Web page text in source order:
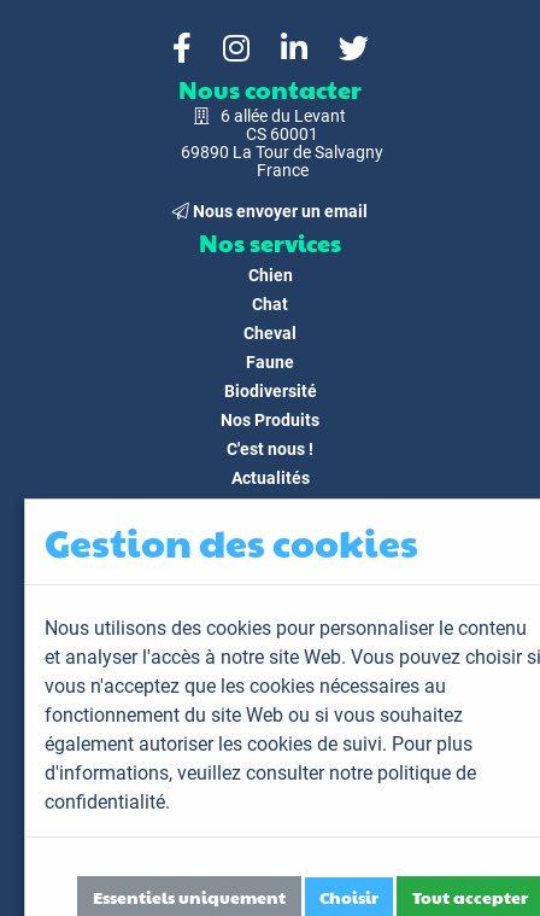
Nous contacter
6 allée du Levant
CS 60001
69890 La Tour de Salvagny
France
Nous envoyer un email
Nos services
Chien
Chat
Cheval
Faune
Biodiversité
Nos Produits
C'est nous !
Actualités
FAQ
Mon espace
Mes animaux
Mes résultats
Mes commandes
Mes factures
Gestion des cookies
Nous utilisons des cookies pour personnaliser le contenu
et analyser l'accès à notre site Web. Vous pouvez choisir si
vous n'acceptez que les cookies nécessaires au
fonctionnement du site Web ou si vous souhaitez
également autoriser les cookies de suivi. Pour plus
d'informations, veuillez consulter notre politique de
confidentialité.
Essentiels uniquement Choisir Tout accepter